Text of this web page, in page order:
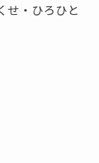
・ひろひと